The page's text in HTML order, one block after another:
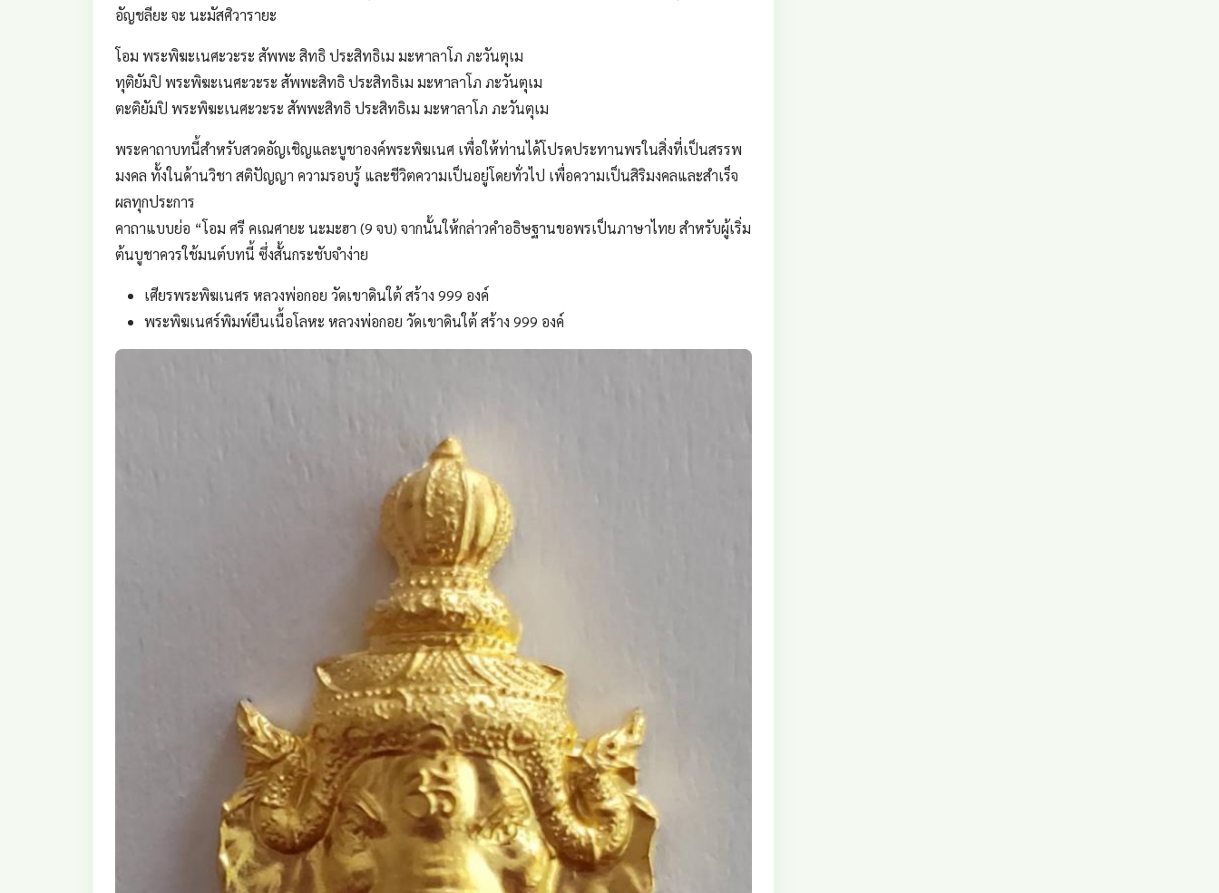
อัญชลียะ จะ นะมัสศิวารายะ
โอม พระพิฆะเนศะวะระ สัพพะ สิทธิ ประสิทธิเม มะหาลาโภ ภะวันตุเม
ทุติยัมปิ พระพิฆะเนศะวะระ สัพพะสิทธิ ประสิทธิเม มะหาลาโภ ภะวันตุเม
ตะติยัมปิ พระพิฆะเนศะวะระ สัพพะสิทธิ ประสิทธิเม มะหาลาโภ ภะวันตุเม
พระคาถาบทนี้สำหรับสวดอัญเชิญและบูชาองค์พระพิฆเนศ เพื่อให้ท่านได้โปรดประทานพรในสิ่งที่เป็นสรรพ
มงคล ทั้งในด้านวิชา สติปัญญา ความรอบรู้ และชีวิตความเป็นอยู่โดยทั่วไป เพื่อความเป็นสิริมงคลและสำเร็จ
ผลทุกประการ
คาถาแบบย่อ “โอม ศรี คเณศายะ นะมะฮา (9 จบ) จากนั้นให้กล่าวคำอธิษฐานขอพรเป็นภาษาไทย สำหรับผู้เริ่ม
ต้นบูชาควรใช้มนต์บทนี้ ซึ่งสั้นกระชับจำง่าย
เศียรพระพิฆเนศร หลวงพ่อกอย วัดเขาดินใต้ สร้าง 999 องค์
พระพิฆเนศร์พิมพ์ยืนเนื้อโลหะ หลวงพ่อกอย วัดเขาดินใต้ สร้าง 999 องค์